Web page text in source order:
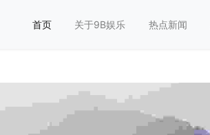
首页 关于9B娱乐 热点新闻